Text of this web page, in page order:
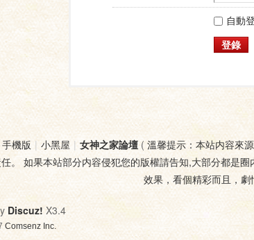
自動
登錄
手機版 | 小黑屋 | 女神之家論壇( 溫馨提示：本站内容來
。 如果本站部分内容侵犯您的版權請告知,大部分都是
效果，看個精彩而且，
Discuz! X3.4
Comsenz Inc.